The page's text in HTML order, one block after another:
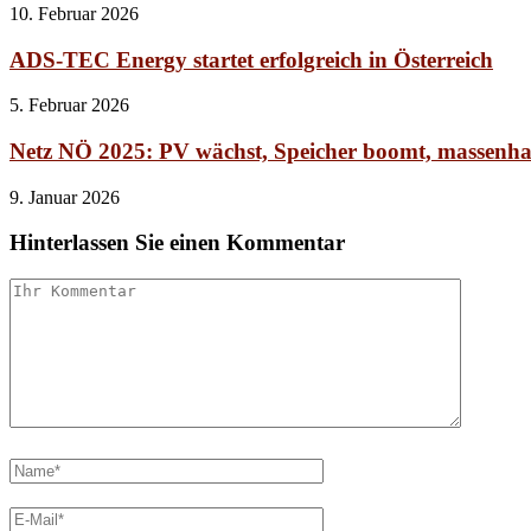
10. Februar 2026
ADS-TEC Energy startet erfolgreich in Österreich
5. Februar 2026
Netz NÖ 2025: PV wächst, Speicher boomt,
9. Januar 2026
Hinterlassen Sie einen Kommentar